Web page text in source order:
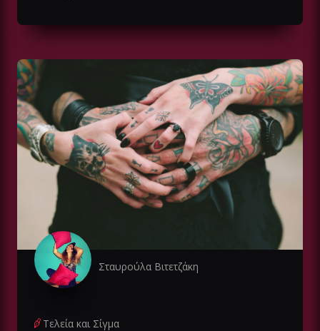
Σταυρούλα Βιτετζάκη
Τελεία και Σίγμα